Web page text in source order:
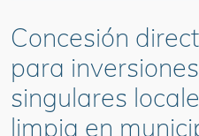
Concesión
para
singulares
limpia en